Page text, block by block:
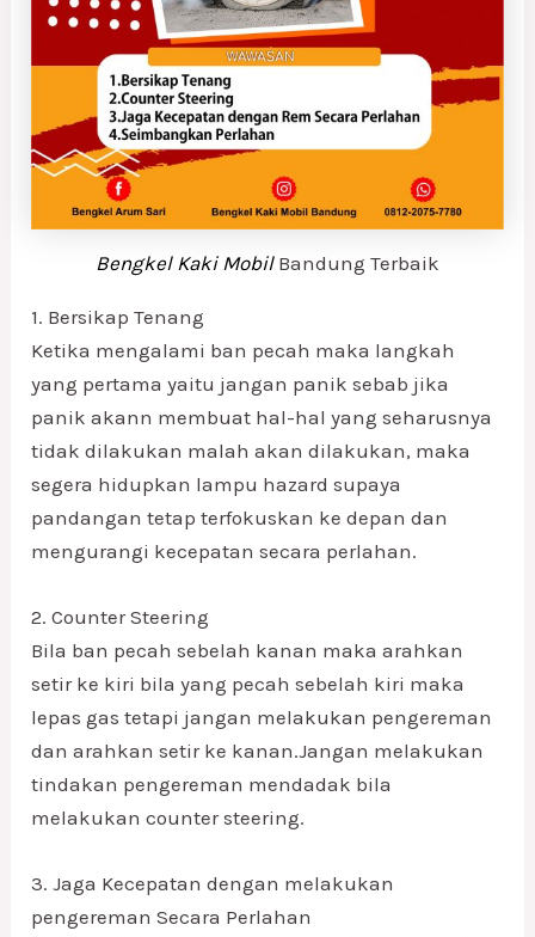
Bengkel Kaki MobilBandung Terbaik
1. Bersikap Tenang
Ketika mengalami ban pecah maka langkah
yang pertama yaitu jangan panik sebab jika
panik akann membuat hal-hal yang seharusnya
tidak dilakukan malah akan dilakukan, maka
segera hidupkan lampu hazard supaya
pandangan tetap terfokuskan ke depan dan
mengurangi kecepatan secara perlahan.
2. Counter Steering
Bila ban pecah sebelah kanan maka arahkan
setir ke kiri bila yang pecah sebelah kiri maka
lepas gas tetapi jangan melakukan pengereman
dan arahkan setir ke kanan.Jangan melakukan
tindakan pengereman mendadak bila
melakukan counter steering.
3. Jaga Kecepatan dengan melakukan
pengereman Secara Perlahan